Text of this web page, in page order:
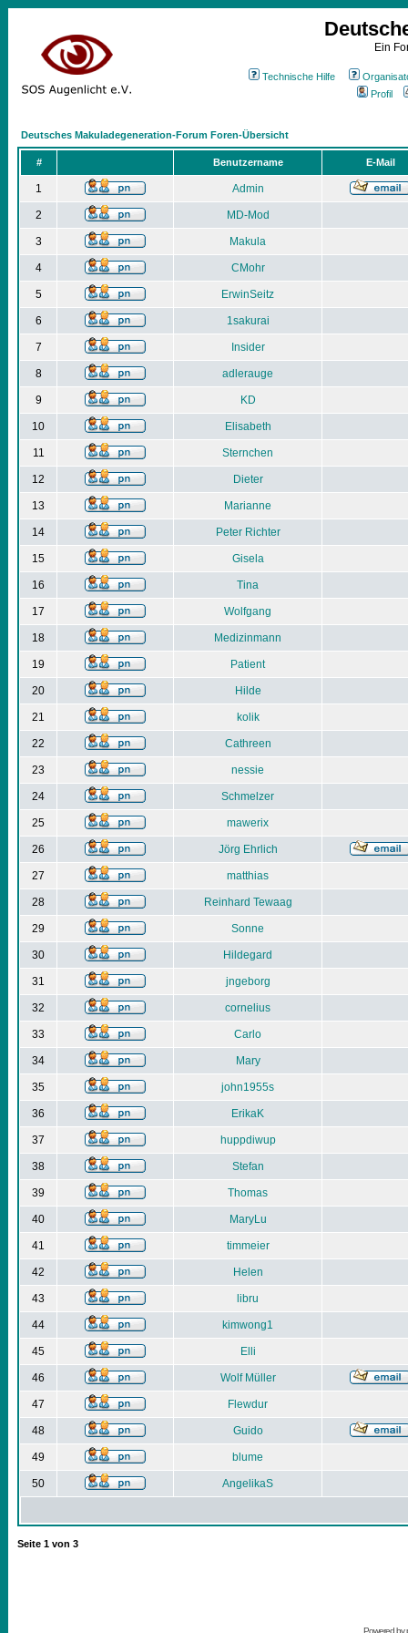
Ein
Technische Hilfe
Profil
Deutsches Makuladegeneration-Forum Foren-Übersicht
# Benutzername E-Mail
1 Admin
2 MD-Mod
3 Makula
4 CMohr
5 ErwinSeitz
6 1sakurai
7 Insider
8 adlerauge
9 KD
10 Elisabeth
11 Sternchen
12 Dieter
13 Marianne
14 Peter Richter
15 Gisela
16 Tina
17 Wolfgang
18 Medizinmann
19 Patient
20 Hilde
21 kolik
22 Cathreen
23 nessie
24 Schmelzer
25 mawerix
26 Jörg Ehrlich
27 matthias
28 Reinhard Tewaag
29 Sonne
30 Hildegard
31 jngeborg
32 cornelius
33 Carlo
34 Mary
35 john1955s
36 ErikaK
37 huppdiwup
38 Stefan
39 Thomas
40 MaryLu
41 timmeier
42 Helen
43 libru
44 kimwong1
45 Elli
46 Wolf Müller
47 Flewdur
48 Guido
49 blume
50 AngelikaS
Seite 1 von 3
Powered by